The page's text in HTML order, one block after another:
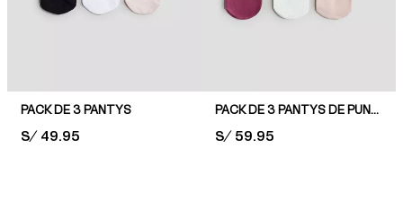
PACK DE 3 PANTYS
PRICE:
S/ 49.95
PACK DE 3 PANTYS DE PUNTO FINO
PRICE:
S/ 59.95